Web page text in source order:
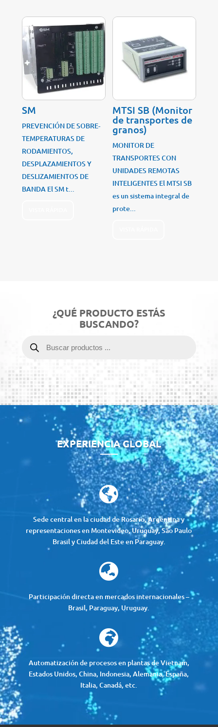
SM
PREVENCIÓN DE SOBRE-
TEMPERATURAS DE
RODAMIENTOS,
DESPLAZAMIENTOS Y
DESLIZAMIENTOS DE
BANDA El SM t...
MTSI SB (Monitor
de transportes de
granos)
MONITOR DE
TRANSPORTES CON
UNIDADES REMOTAS
INTELIGENTES El MTSI SB
es un sistema integral de
prote...
¿QUÉ PRODUCTO ESTÁS
BUSCANDO?
search
Video
Player
EXPERIENCIA GLOBAL

Sede central en la ciudad de Rosario, Argentina y
representaciones en Montevideo, Uruguay, São Paulo
Brasil y Ciudad del Este en Paraguay.

Participación directa en mercados internacionales –
Brasil, Paraguay, Uruguay.

Automatización de procesos en plantas de Vietnam,
Estados Unidos, China, Indonesia, Alemania, España,
Italia, Canadá, etc.